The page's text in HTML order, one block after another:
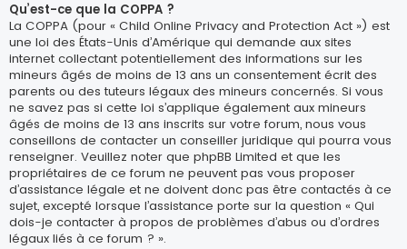
Qu’est-ce que la COPPA ?
La COPPA (pour « Child Online Privacy and Protection Act ») est
une loi des États-Unis d’Amérique qui demande aux sites
internet collectant potentiellement des informations sur les
mineurs âgés de moins de 13 ans un consentement écrit des
parents ou des tuteurs légaux des mineurs concernés. Si vous
ne savez pas si cette loi s’applique également aux mineurs
âgés de moins de 13 ans inscrits sur votre forum, nous vous
conseillons de contacter un conseiller juridique qui pourra vous
renseigner. Veuillez noter que phpBB Limited et que les
propriétaires de ce forum ne peuvent pas vous proposer
d’assistance légale et ne doivent donc pas être contactés à ce
sujet, excepté lorsque l’assistance porte sur la question « Qui
dois-je contacter à propos de problèmes d’abus ou d’ordres
légaux liés à ce forum ? ».